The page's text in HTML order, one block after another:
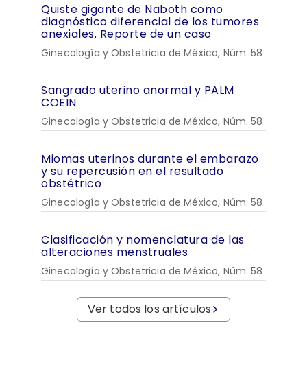
Quiste gigante de Naboth como
diagnóstico diferencial de los tumores
anexiales. Reporte de un caso
Ginecología y Obstetricia de México, Núm. 58
Sangrado uterino anormal y PALM
COEIN
Ginecología y Obstetricia de México, Núm. 58
Miomas uterinos durante el embarazo
y su repercusión en el resultado
obstétrico
Ginecología y Obstetricia de México, Núm. 58
Clasificación y nomenclatura de las
alteraciones menstruales
Ginecología y Obstetricia de México, Núm. 58
Ver todos los artículos